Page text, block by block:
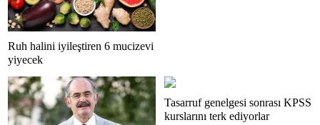
Ruh halini iyileştiren 6 mucizevi
yiyecek
Tasarruf genelgesi sonrası KPSS
kurslarını terk ediyorlar